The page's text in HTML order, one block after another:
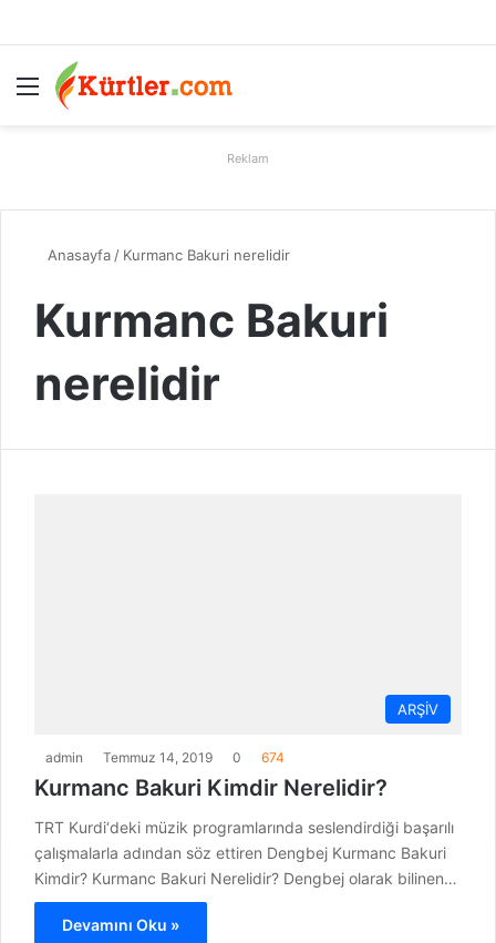
Menü
Reklam
Anasayfa / Kurmanc Bakuri nerelidir
Kurmanc Bakuri
nerelidir
ARŞİV
admin Temmuz 14, 2019 0 674
Kurmanc Bakuri Kimdir Nerelidir?
TRT Kurdi‘deki müzik programlarında seslendirdiği başarılı
çalışmalarla adından söz ettiren Dengbej Kurmanc Bakuri
Kimdir? Kurmanc Bakuri Nerelidir? Dengbej olarak bilinen…
Devamını Oku »